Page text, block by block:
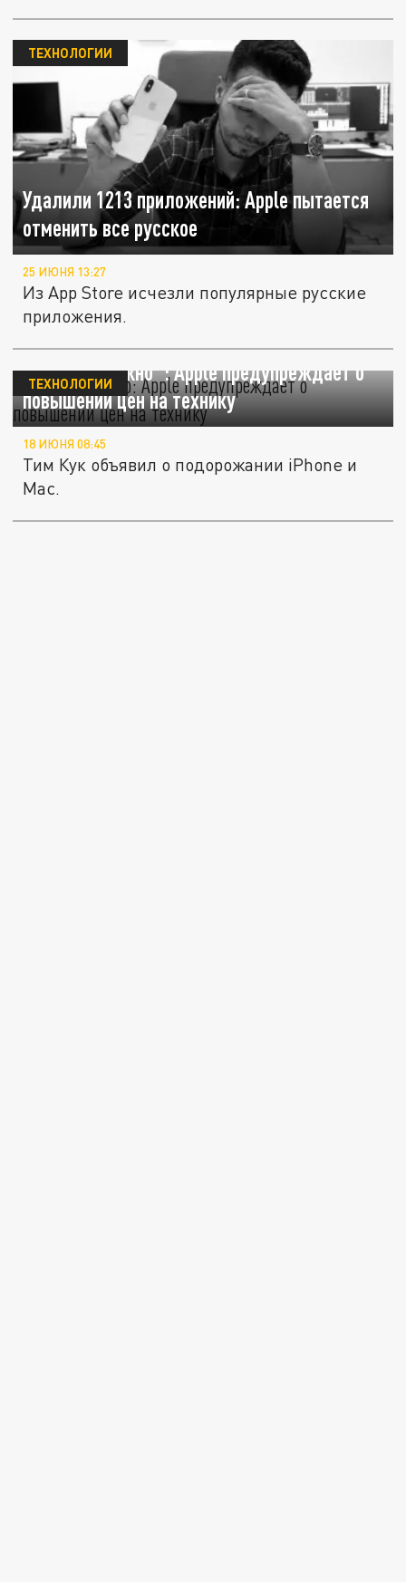
Удалили 1213 приложений: Apple пытается
отменить все русское
ТЕХНОЛОГИИ
25 ИЮНЯ 13:27
Из App Store исчезли популярные русские
приложения.
"Это неизбежно": Apple предупреждает о
повышении цен на технику
ТЕХНОЛОГИИ
18 ИЮНЯ 08:45
Тим Кук объявил о подорожании iPhone и
Mac.